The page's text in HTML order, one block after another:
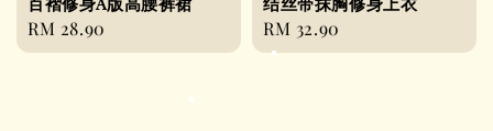
Regular
price
RM 28.90
Regular
price
RM 32.90